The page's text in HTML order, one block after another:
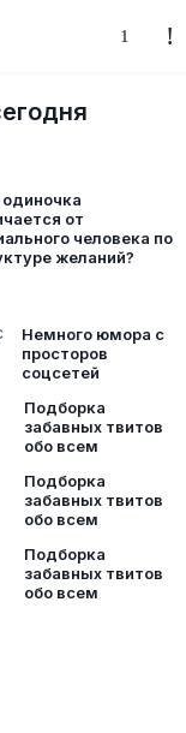
от
человека по
желаний?
Немного юмора с
просторов
соцсетей
Подборка
забавных твитов
обо всем
Подборка
забавных твитов
обо всем
Подборка
забавных твитов
обо всем